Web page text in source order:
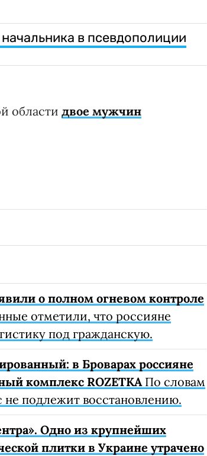
в псевдополиции
области двое мужчин
о полном огневом контроле
отметили, что россияне
под гражданскую.
в Броварах россияне
комплекс ROZETKAПо словам
подлежит восстановлению.
Одно из крупнейших
плитки в Украине утрачено